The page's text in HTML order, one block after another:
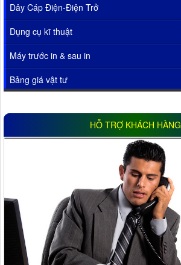
Dây Cáp Điện-Điện Trở
Dụng cụ kĩ thuật
Máy trước in & sau in
Bảng giá vật tư
HỖ TRỢ KHÁCH HÀNG